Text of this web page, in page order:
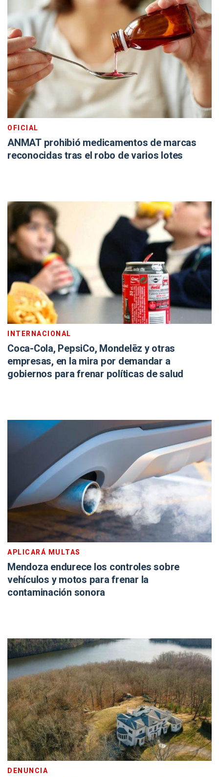
OFICIAL
ANMAT prohibió medicamentos de marcas
reconocidas tras el robo de varios lotes
INTERNACIONAL
Coca-Cola, PepsiCo, Mondelēz y otras
empresas, en la mira por demandar a
gobiernos para frenar políticas de salud
APLICARÁ MULTAS
Mendoza endurece los controles sobre
vehículos y motos para frenar la
contaminación sonora
DENUNCIA